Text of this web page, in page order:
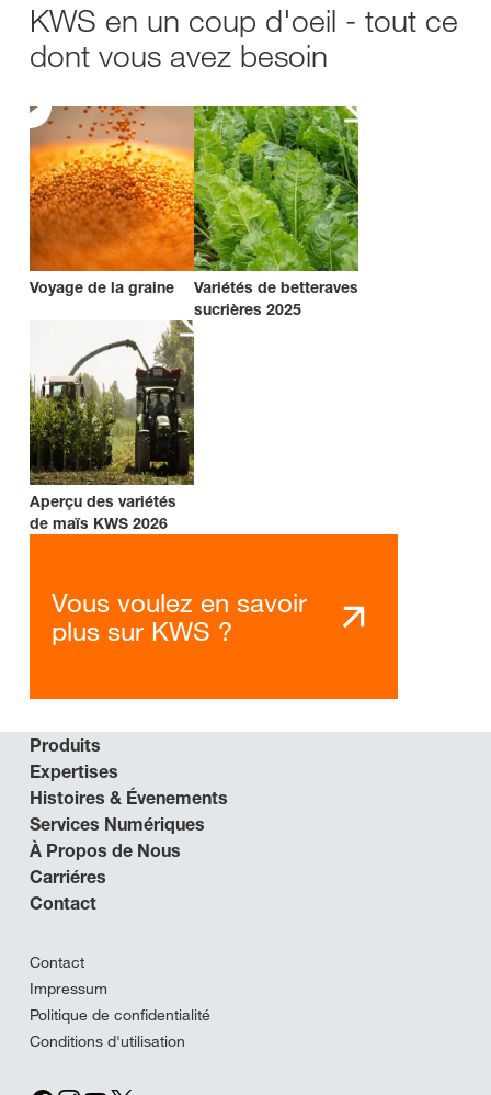
KWS en un coup d'oeil - tout ce
dont vous avez besoin
Voyage de la graine
Variétés de betteraves
sucrières 2025
Aperçu des variétés
de maïs KWS 2026
Vous voulez en savoir
plus sur KWS ?
Produits
Expertises
Histoires & Évenements
Services Numériques
À Propos de Nous
Carriéres
Contact
Contact
Impressum
Politique de confidentialité
Conditions d'utilisation